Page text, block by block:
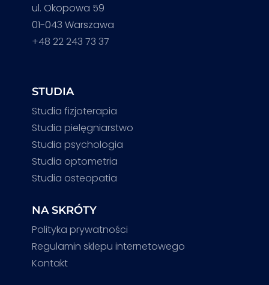
ul. Okopowa 59
01-043 Warszawa
+48 22 243 73 37
STUDIA
Studia fizjoterapia
Studia pielęgniarstwo
Studia psychologia
Studia optometria
Studia osteopatia
NA SKRÓTY
Polityka prywatności
Regulamin sklepu internetowego
Kontakt